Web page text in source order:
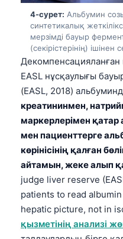
4-сурет: Альбумин
синтетикалық
мерзімді бауыр
(секірістерінің)
EASL нұсқаулығы
(EASL, 2018)
креатининмен,
маркерлерімен қатар
мен пациенттерге
көрінісінің қалған
айтамын, жеке алып
judge liver reserve
patients to read
hepatic picture, not in
қызметінің анализі
Монгол
ພາສາລາວ
Basa Jawa
Cebuano
ئۇيغۇرچە
Кыргызча
Татар теле
Беларуская мова
Esperanto
Frysk
Ślōnskŏ gŏdka
Norsk bokmål